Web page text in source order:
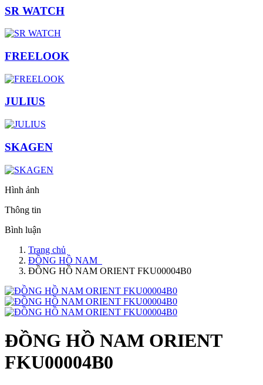
SR WATCH
FREELOOK
JULIUS
SKAGEN
Hình ảnh
Thông tin
Bình luận
Trang chủ
ĐỒNG HỒ NAM
ĐỒNG HỒ NAM ORIENT FKU00004B0
ĐỒNG HỒ NAM ORIENT
FKU00004B0